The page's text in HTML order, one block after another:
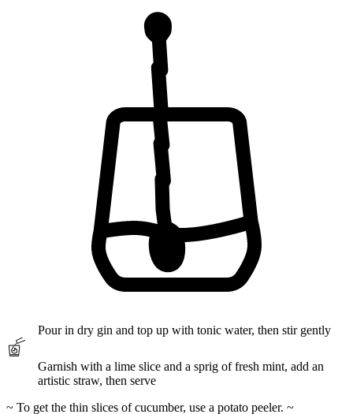
Pourin dry gin and top up with tonic water, then stirgently
Garnish with a lime slice and a sprig of fresh mint, add an
artistic straw, then serve
~ To get the thin slices of cucumber, use a potato peeler. ~